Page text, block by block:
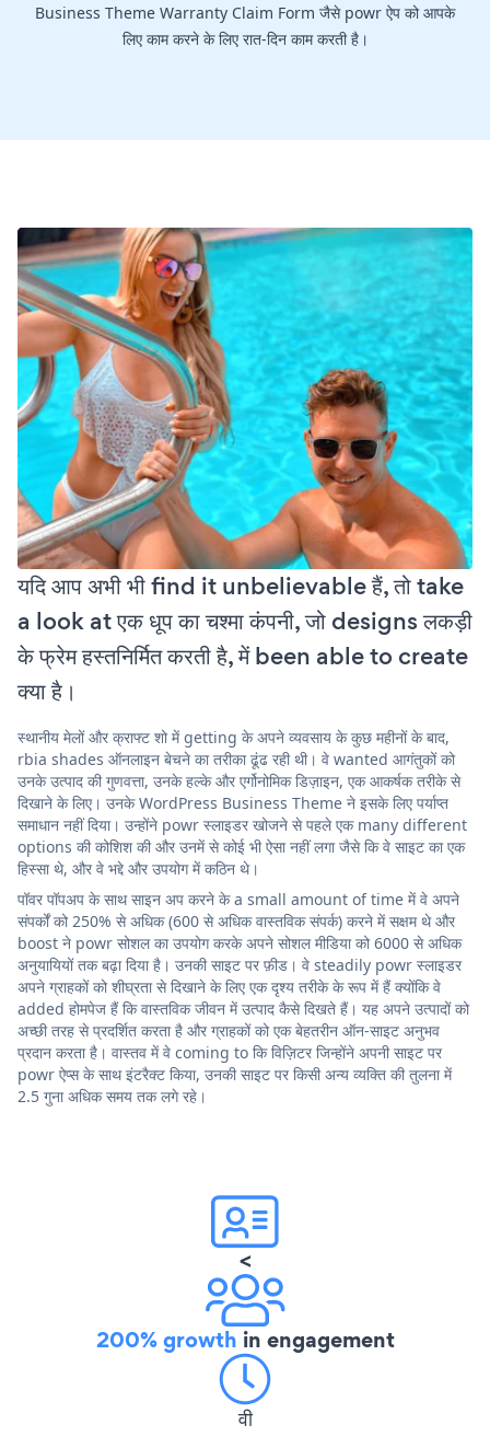
Business Theme Warranty Claim Form जैसे powr ऐप को आपके
लिए काम करने के लिए रात-दिन काम करती है।
यदि आप अभी भी find it unbelievable हैं, तो take
a look at एक धूप का चश्मा कंपनी, जो designs लकड़ी
के फ्रेम हस्तनिर्मित करती है, में been able to create
क्या है।
स्थानीय मेलों और क्राफ्ट शो में getting के अपने व्यवसाय के कुछ महीनों के बाद,
rbia shades ऑनलाइन बेचने का तरीका ढूंढ रही थी। वे wanted आगंतुकों को
उनके उत्पाद की गुणवत्ता, उनके हल्के और एर्गोनोमिक डिज़ाइन, एक आकर्षक तरीके से
दिखाने के लिए। उनके WordPress Business Theme ने इसके लिए पर्याप्त
समाधान नहीं दिया। उन्होंने powr स्लाइडर खोजने से पहले एक many different
options की कोशिश की और उनमें से कोई भी ऐसा नहीं लगा जैसे कि वे साइट का एक
हिस्सा थे, और वे भद्दे और उपयोग में कठिन थे।
पॉवर पॉपअप के साथ साइन अप करने के a small amount of time में वे अपने
संपर्कों को 250% से अधिक (600 से अधिक वास्तविक संपर्क) करने में सक्षम थे और
boost ने powr सोशल का उपयोग करके अपने सोशल मीडिया को 6000 से अधिक
अनुयायियों तक बढ़ा दिया है। उनकी साइट पर फ़ीड। वे steadily powr स्लाइडर
अपने ग्राहकों को शीघ्रता से दिखाने के लिए एक दृश्य तरीके के रूप में हैं क्योंकि वे
added होमपेज हैं कि वास्तविक जीवन में उत्पाद कैसे दिखते हैं। यह अपने उत्पादों को
अच्छी तरह से प्रदर्शित करता है और ग्राहकों को एक बेहतरीन ऑन-साइट अनुभव
प्रदान करता है। वास्तव में वे coming to कि विज़िटर जिन्होंने अपनी साइट पर
powr ऐप्स के साथ इंटरैक्ट किया, उनकी साइट पर किसी अन्य व्यक्ति की तुलना में
2.5 गुना अधिक समय तक लगे रहे।
<
200% growth in engagement
वी